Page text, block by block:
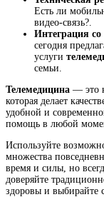
Есть ли
видео-связь?.
Интеграция со
сегодня
услуги
семьи.
Телемедицина — это
которая делает
удобной и
помощь в любой
Используйте
множества
время и силы, но
доверяйте
здоровы и выбирайте